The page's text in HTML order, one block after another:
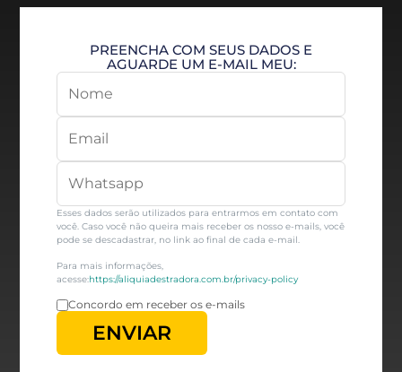
PREENCHA COM SEUS DADOS E
AGUARDE UM E-MAIL MEU:
Esses dados serão utilizados para entrarmos em contato com
você. Caso você não queira mais receber os nosso e-mails, você
pode se descadastrar, no link ao final de cada e-mail.
Para mais informações,
acesse:https://aliquiadestradora.com.br/privacy-policy
Concordo em receber os e-mails
ENVIAR